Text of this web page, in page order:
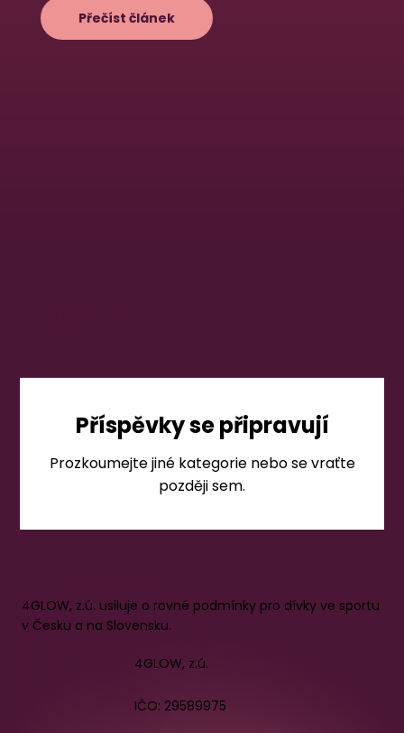
Přečíst článek
Příspěvky se připravují
Prozkoumejte jiné kategorie nebo se vraťte
později sem.
4GLOW, z.ú. usiluje o rovné podmínky pro dívky ve sportu
v Česku a na Slovensku.
4GLOW, z.ú.
IČO: 29589975